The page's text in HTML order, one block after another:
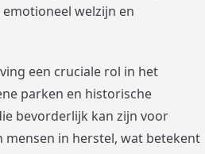
welzijn en
een cruciale rol in het
parken en historische
bevorderlijk kan zijn voor
mensen in herstel, wat betekent